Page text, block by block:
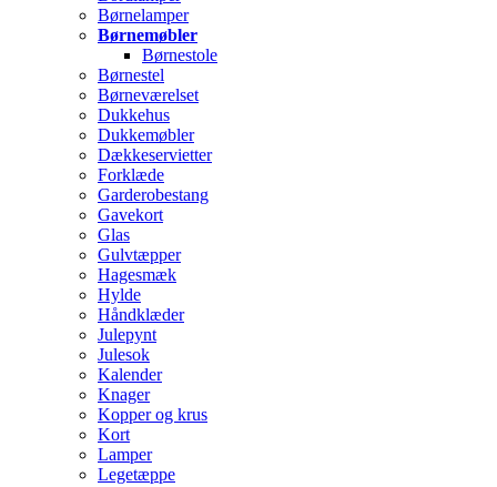
Børnelamper
Børnemøbler
Børnestole
Børnestel
Børneværelset
Dukkehus
Dukkemøbler
Dækkeservietter
Forklæde
Garderobestang
Gavekort
Glas
Gulvtæpper
Hagesmæk
Hylde
Håndklæder
Julepynt
Julesok
Kalender
Knager
Kopper og krus
Kort
Lamper
Legetæppe